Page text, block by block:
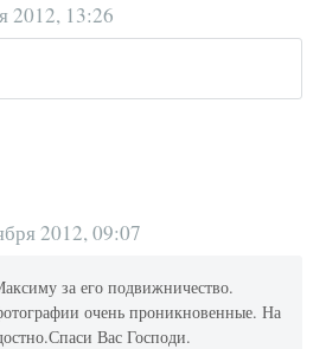
2012, 13:26
2012, 09:07
за его подвижничество.
очень проникновенные. На
Вас Господи.